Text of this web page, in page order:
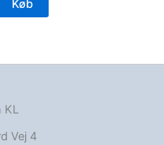
Køb
KL
Vej 4